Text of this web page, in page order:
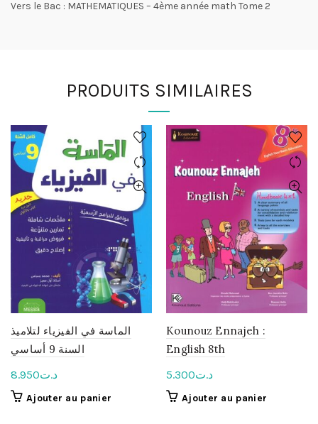
Vers le Bac : MATHEMATIQUES – 4ème année math Tome 2
PRODUITS SIMILAIRES
الماسة في الفيزياء لتلاميذ
السنة 9 أساسي
د.ت8.950
Ajouter au panier
Kounouz Ennajeh :
English 8th
د.ت5.300
Ajouter au panier